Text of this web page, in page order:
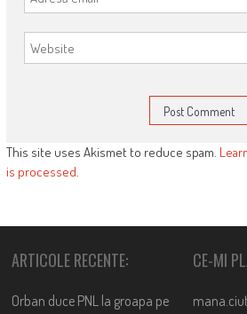
This site uses Akismet to reduce spam.
is processed.
ARTICOLE RECENTE:
Orban duce PNL la groapa pe
CE-MI